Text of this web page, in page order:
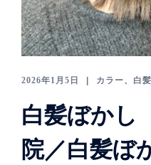
2026年1月5日 カラー、白
白髪ぼかし
院／白髪ぼ